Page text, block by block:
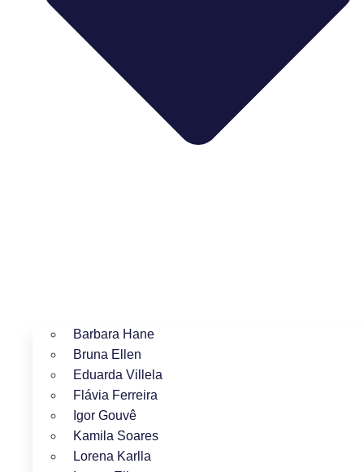
Barbara Hane
Bruna Ellen
Eduarda Villela
Flávia Ferreira
Igor Gouvê
Kamila Soares
Lorena Karlla